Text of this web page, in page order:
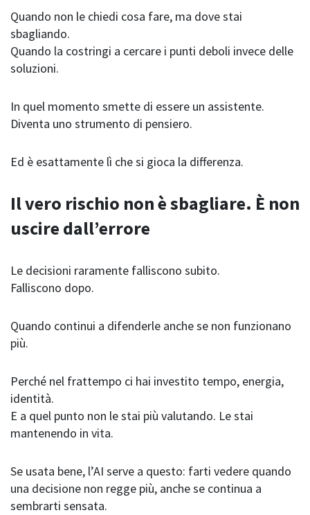
Quando non le chiedi cosa fare, ma dove stai
sbagliando.
Quando la costringi a cercare i punti deboli invece delle
soluzioni.
In quel momento smette di essere un assistente.
Diventa uno strumento di pensiero.
Ed è esattamente lì che si gioca la differenza.
Il vero rischio non è sbagliare. È non
uscire dall’errore
Le decisioni raramente falliscono subito.
Falliscono dopo.
Quando continui a difenderle anche se non funzionano
più.
Perché nel frattempo ci hai investito tempo, energia,
identità.
E a quel punto non le stai più valutando. Le stai
mantenendo in vita.
Se usata bene, l’AI serve a questo: farti vedere quando
una decisione non regge più, anche se continua a
sembrarti sensata.